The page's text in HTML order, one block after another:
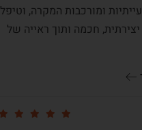
ומורכבות המקרה, וטיפל
יצירתית, חכמה ותוך ראייה של